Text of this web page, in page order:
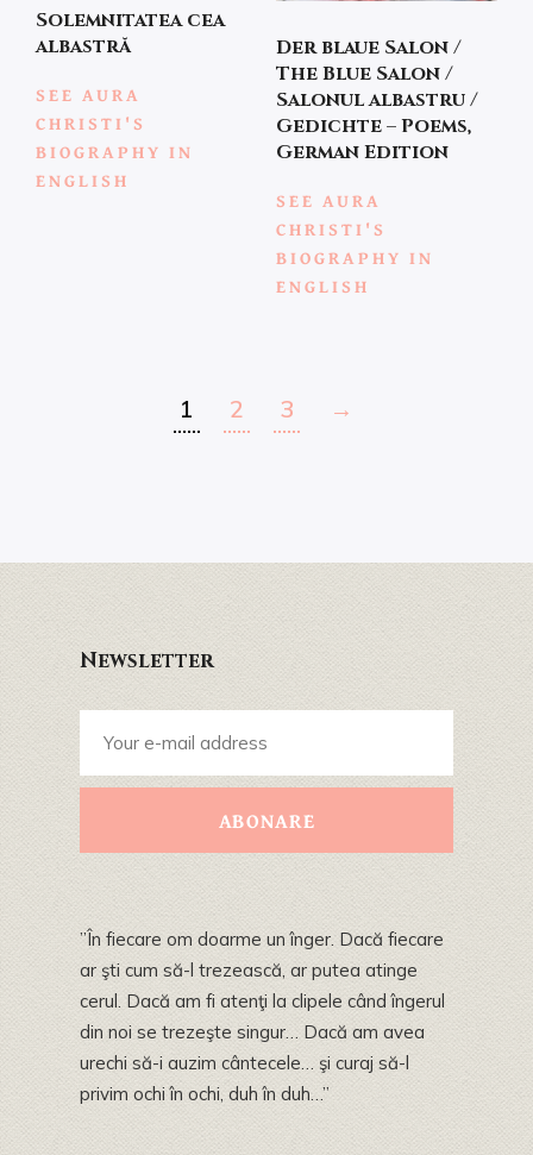
Solemnitatea cea
albastră
SEE AURA
CHRISTI'S
BIOGRAPHY IN
ENGLISH
Der blaue Salon /
The Blue Salon /
Salonul albastru /
Gedichte – Poems,
German Edition
SEE AURA
CHRISTI'S
BIOGRAPHY IN
ENGLISH
1 2 3 →
Newsletter
ABONARE
”În fiecare om doarme un înger. Dacă fiecare
ar şti cum să-l trezească, ar putea atinge
cerul. Dacă am fi atenţi la clipele când îngerul
din noi se trezeşte singur… Dacă am avea
urechi să-i auzim cântecele… şi curaj să-l
privim ochi în ochi, duh în duh…”